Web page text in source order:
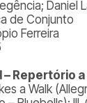
Daniel
de Conjunto
Ferreira
– Repertório
a Walk